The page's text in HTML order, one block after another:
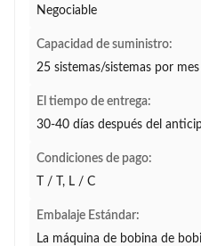
Negociable
Capacidad de suministro:
25 sistemas/sistemas por mes
El tiempo de entrega:
30-40 días después del
Condiciones de pago:
T / T, L / C
Embalaje Estándar:
La máquina de bobina de